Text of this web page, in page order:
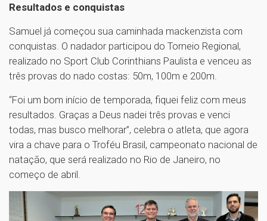
Resultados e conquistas
Samuel já começou sua caminhada mackenzista com
conquistas. O nadador participou do Torneio Regional,
realizado no Sport Club Corinthians Paulista e venceu as
três provas do nado costas: 50m, 100m e 200m.
“Foi um bom início de temporada, fiquei feliz com meus
resultados. Graças a Deus nadei três provas e venci
todas, mas busco melhorar”, celebra o atleta, que agora
vira a chave para o Troféu Brasil, campeonato nacional de
natação, que será realizado no Rio de Janeiro, no
começo de abril.